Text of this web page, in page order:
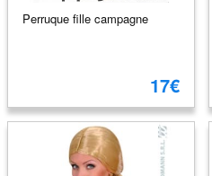
Perruque fille campagne
17€